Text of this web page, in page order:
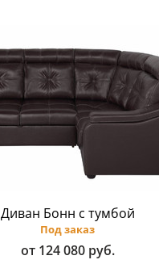
Диван Бонн с тумбой
Под заказ
от 124 080 руб.